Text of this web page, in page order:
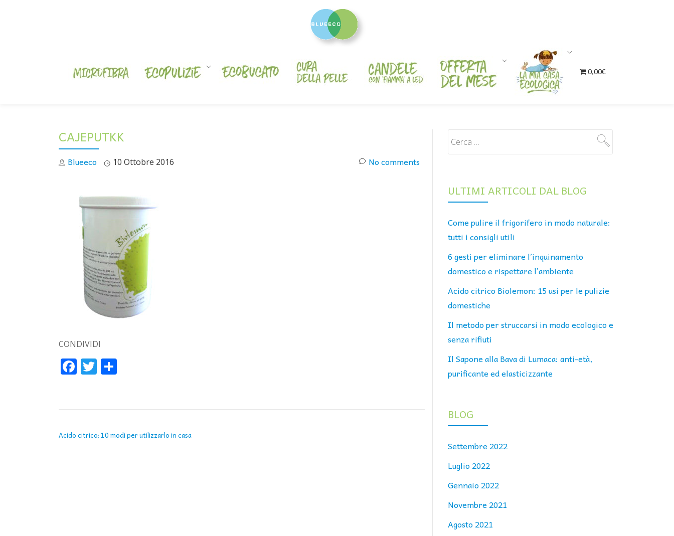
0,00€
CAJEPUTKK
Blueeco 10 Ottobre 2016 No comments
CONDIVIDI
FacebookTwitter
Acido citrico: 10 modi per utilizzarlo in casa
ULTIMI ARTICOLI DAL BLOG
Come pulire il frigorifero in modo naturale:
tutti i consigli utili
6 gesti per eliminare l’inquinamento
domestico e rispettare l’ambiente
Acido citrico Biolemon: 15 usi per le pulizie
domestiche
Il metodo per struccarsi in modo ecologico e
senza rifiuti
Il Sapone alla Bava di Lumaca: anti-età,
purificante ed elasticizzante
BLOG
Settembre 2022
Luglio 2022
Gennaio 2022
Novembre 2021
Agosto 2021